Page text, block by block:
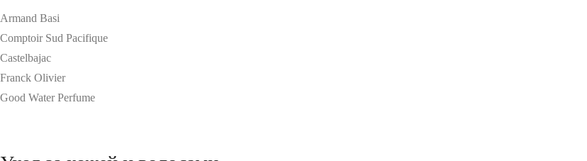
Armand Basi
Comptoir Sud Pacifique
Castelbajac
Franck Olivier
Good Water Perfume